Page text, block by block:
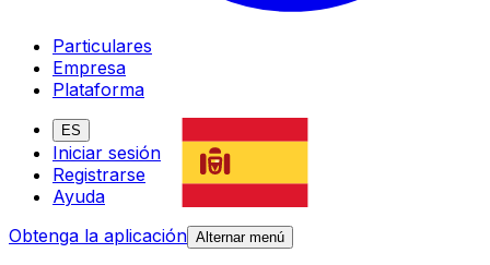
Particulares
Empresa
Plataforma
ES
Iniciar sesión
Registrarse
Ayuda
Obtenga la aplicación Alternar menú